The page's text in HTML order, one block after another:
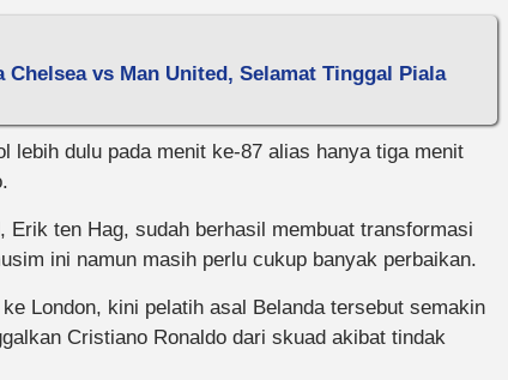
Chelsea vs Man United, Selamat Tinggal Piala
lebih dulu pada menit ke-87 alias hanya tiga menit
Erik ten Hag, sudah berhasil membuat transformasi
ini namun masih perlu cukup banyak perbaikan.
London, kini pelatih asal Belanda tersebut semakin
Cristiano Ronaldo dari skuad akibat tindak